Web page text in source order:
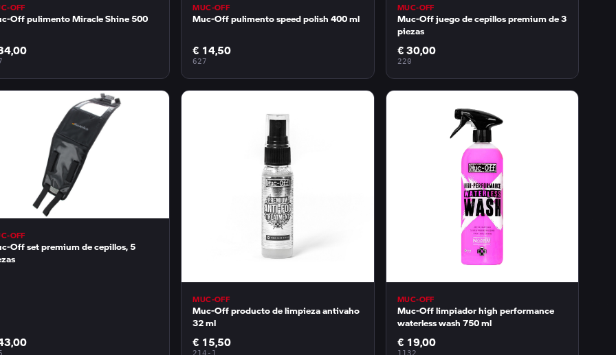
OFF
Off pulimento Miracle Shine 500
MUC-OFF
Muc-Off pulimento speed polish 400 ml
€ 14,50
627
MUC-OFF
Muc-Off juego de cepillos premium de 3
piezas
€ 30,00
220
OFF
Off set premium de cepillos, 5
MUC-OFF
Muc-Off producto de limpieza antivaho
32 ml
€ 15,50
MUC-OFF
Muc-Off limpiador high performance
waterless wash 750 ml
€ 19,00